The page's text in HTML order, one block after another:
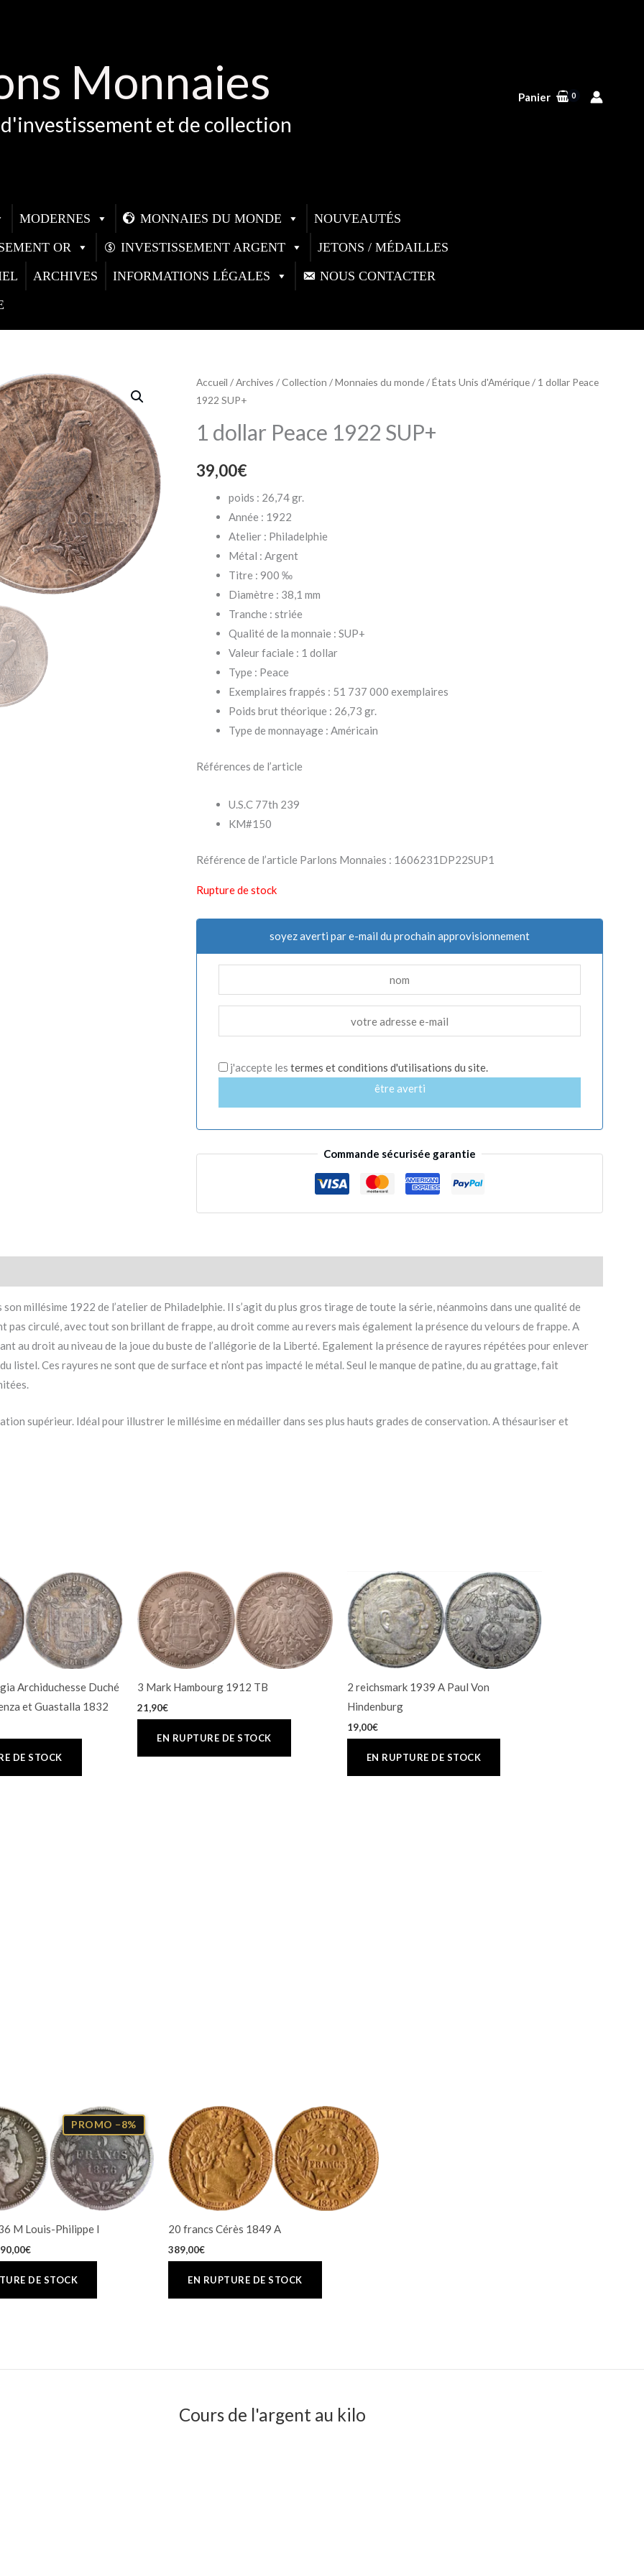
Monnaies
et de collection
Panier
MODERNES MONNAIES DU MONDE
NOUVEAUTÉS
OR INVESTISSEMENT ARGENT
JETONS / MÉDAILLES
ARCHIVES INFORMATIONS LÉGALES
NOUS CONTACTER
Accueil /Archives /Collection /Monnaies du monde/États Unis d'Amérique/ 1 dollar Peace
1922 SUP+
1 dollar Peace 1922 SUP+
39,00€
poids : 26,74 gr.
Année : 1922
Atelier : Philadelphie
Métal : Argent
Titre : 900 ‰
Diamètre : 38,1 mm
Tranche : striée
Qualité de la monnaie : SUP+
Valeur faciale : 1 dollar
Type : Peace
Exemplaires frappés : 51 737 000 exemplaires
Poids brut théorique : 26,73 gr.
Type de monnayage : Américain
Références de l’article
U.S.C 77th 239
KM#150
Référence de l’article Parlons Monnaies : 1606231DP22SUP1
Rupture de stock
soyez averti par e-mail du prochain approvisionnement
j'accepte lestermes et conditions d'utilisations du site.
être averti
Commande sécurisée garantie
millésime 1922 de l’atelier de Philadelphie. Il s’agit du plus gros tirage de toute la série, néanmoins dans une qualité de
pas circulé, avec tout son brillant de frappe, au droit comme au revers mais également la présence du velours de frappe. A
au droit au niveau de la joue du buste de l’allégorie de la Liberté. Egalement la présence de rayures répétées pour enlever
Ces rayures ne sont que de surface et n’ont pas impacté le métal. Seul le manque de patine, du au grattage, fait
supérieur. Idéal pour illustrer le millésime en médailler dans ses plus hauts grades de conservation. A thésauriser et
Archiduchesse Duché
et Guastalla 1832
3 Mark Hambourg 1912 TB
21,90€
2 reichsmark 1939 A Paul Von
Hindenburg
19,00€
PROMO −8%
M Louis-Philippe I
:
€
prix
actuel
est :
4590,00€.
20 francs Cérès 1849 A
389,00€
Cours de l'argent au kilo